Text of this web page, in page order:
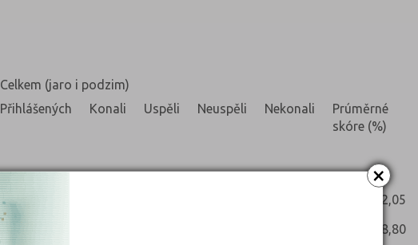
×
Celkem (jaro i podzim)
Přihlášených Konali Uspěli Neuspěli Nekonali
Prúměrné
skóre (%)
82,05
68,80